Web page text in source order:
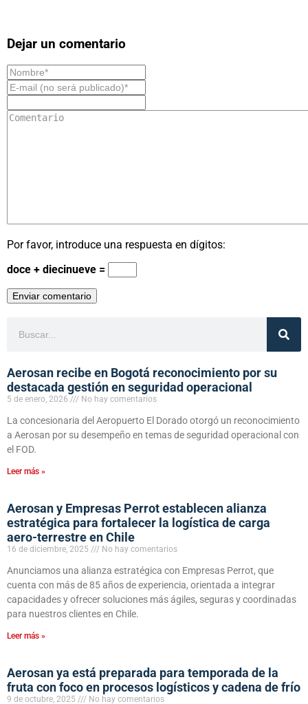
Dejar un comentario
Por favor, introduce una respuesta en dígitos:
doce + diecinueve =
Aerosan recibe en Bogotá reconocimiento por su
destacada gestión en seguridad operacional
5 de enero, 2026 No hay comentarios
La concesionaria del Aeropuerto El Dorado otorgó un reconocimiento
a Aerosan por su desempeño en temas de seguridad operacional con
el FOD.
Leer más »
Aerosan y Empresas Perrot establecen alianza
estratégica para fortalecer la logística de carga
aero-terrestre en Chile
16 de diciembre, 2025 No hay comentarios
Anunciamos una alianza estratégica con Empresas Perrot, que
cuenta con más de 85 años de experiencia, orientada a integrar
capacidades y ofrecer soluciones más ágiles, seguras y coordinadas
para nuestros clientes en Chile.
Leer más »
Aerosan ya está preparada para temporada de la
fruta con foco en procesos logísticos y cadena de frío
9 de octubre, 2025 No hay comentarios